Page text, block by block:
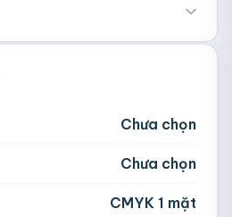
số lượng.
+ hộp
PSD, PNG (300dpi).
Chưa chọn
Chưa chọn
CMYK 1 mặt